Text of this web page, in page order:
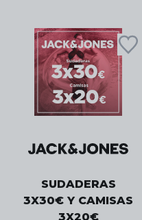
SUDADERAS
3X30€ Y CAMISAS
3X20€